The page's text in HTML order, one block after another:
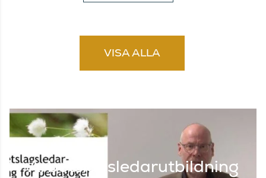
VISA ALLA
Arbetslagsledarutbildning